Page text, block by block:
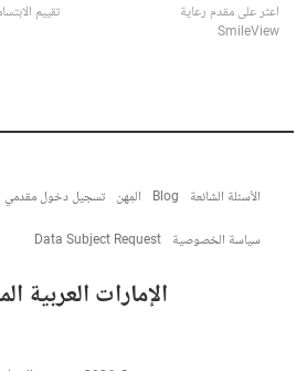
اعثر على مقدم رعاية
تقييم
SmileView
الأسئلة الشائعة Blog المِهن تسجيل دخول مقدمي
سياسة الخصوصية Data Subject Request
الإمارات العربية